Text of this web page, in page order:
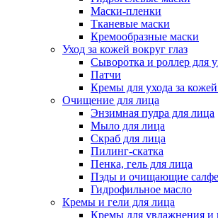
Маски-пленки
Тканевые маски
Кремообразные маски
Уход за кожей вокруг глаз
Сыворотка и роллер для
Патчи
Кремы для ухода за кожей
Очищение для лица
Энзимная пудра для лица
Мыло для лица
Скраб для лица
Пилинг-скатка
Пенка, гель для лица
Пэды и очищающие
Гидрофильное масло
Кремы и гели для лица
Кремы для увлажнения и